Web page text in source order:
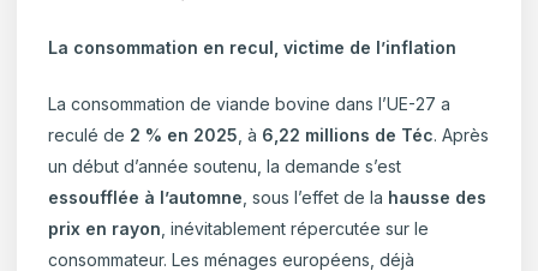
La consommation en recul, victime de l’inflation
La consommation de viande bovine dans l’UE-27 a
reculé de 2 % en 2025 , à 6,22 millions de Téc. Après
un début d’année soutenu, la demande s’est
essoufflée à l’automne , sous l’effet de la hausse des
prix en rayon , inévitablement répercutée sur le
consommateur. Les ménages européens, déjà